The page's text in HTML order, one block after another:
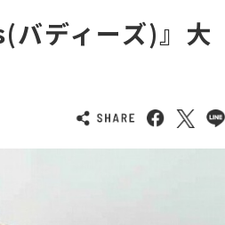
バディーズ)』大